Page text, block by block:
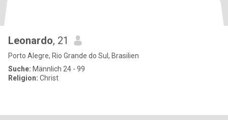
Leonardo, 21
Porto Alegre, Rio Grande do Sul, Brasilien
Suche: Männlich 24 - 99
Religion: Christ